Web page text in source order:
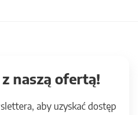
naszą ofertą!
aby uzyskać dostęp